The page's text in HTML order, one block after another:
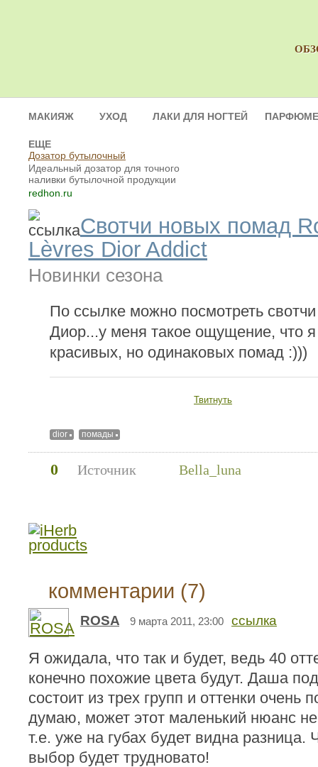
МАКИЯЖ УХОД ЛАКИ ДЛЯ НОГТЕЙ
ЕЩЕ
Дозатор бутылочный
Идеальный дозатор для точного
наливки бутылочной продукции
redhon.ru
Свотчи новых помад
Lèvres Dior Addict
Новинки сезона
По ссылке можно посмотреть
Диор...у меня такое ощущение, что
красивых, но одинаковых помад :)))
Твитнуть
dior помады
0 Источник Bella_luna
комментарии (7)
ROSA 9 марта 2011, 23:00 ссылка
Я ожидала, что так и будет, ведь 40
конечно похожие цвета будут. Даша
состоит из трех групп и оттенки очень
думаю, может этот маленький нюанс
т.е. уже на губах будет видна
выбор будет трудновато!